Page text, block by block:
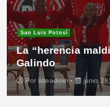
San Luis Potosí
La “herencia
Galindo
Por siteadmin junio